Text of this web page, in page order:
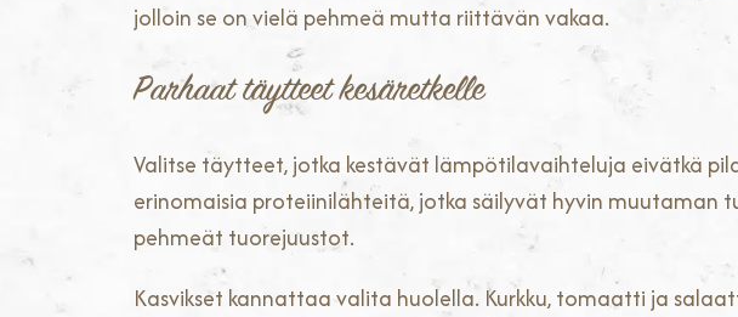
jolloin se on vielä pehmeä mutta riittävän vakaa.
Parhaat täytteet kesäretkelle
Valitse täytteet, jotka kestävät lämpötilavaihteluja eivätkä
erinomaisia proteiinilähteitä, jotka säilyvät hyvin muutaman
pehmeät tuorejuustot.
Kasvikset kannattaa valita huolella. Kurkku, tomaatti ja